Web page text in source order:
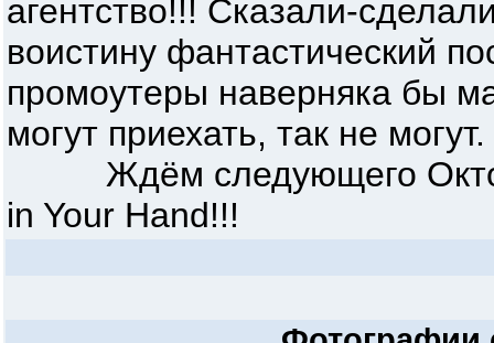
агентство!!! Сказали-
воистину фантастический
промоутеры наверняка бы
могут приехать, так не могут.
Ждём следующего
in Your Hand!!!